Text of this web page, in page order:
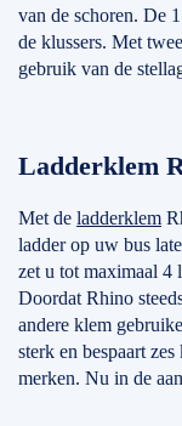
van de schoren. De
de klussers. Met
gebruik van de
Ladderklem
Met de ladderklem
ladder op uw bus
zet u tot maximaal 4
Doordat Rhino
andere klem
sterk en bespaart
merken. Nu in de